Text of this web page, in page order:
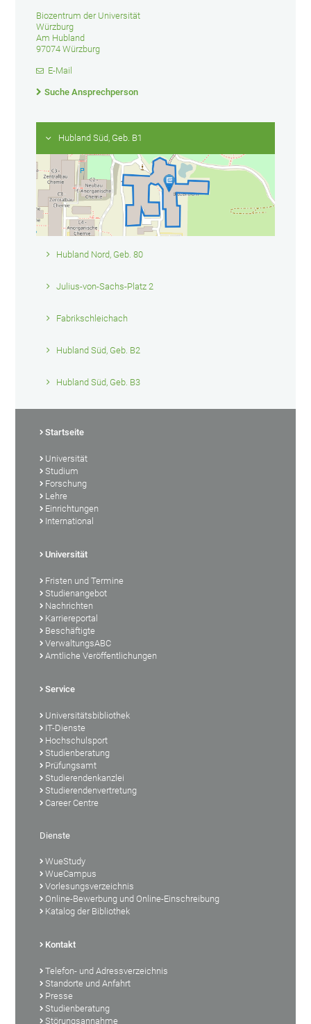
Biozentrum der Universität
Würzburg
Am Hubland
97074 Würzburg
E-Mail
Suche Ansprechperson
Hubland Süd, Geb. B1
Hubland Nord, Geb. 80
Julius-von-Sachs-Platz 2
Fabrikschleichach
Hubland Süd, Geb. B2
Hubland Süd, Geb. B3
Startseite
Universität
Studium
Forschung
Lehre
Einrichtungen
International
Universität
Fristen und Termine
Studienangebot
Nachrichten
Karriereportal
Beschäftigte
VerwaltungsABC
Amtliche Veröffentlichungen
Service
Universitätsbibliothek
IT-Dienste
Hochschulsport
Studienberatung
Prüfungsamt
Studierendenkanzlei
Studierendenvertretung
Career Centre
Dienste
WueStudy
WueCampus
Vorlesungsverzeichnis
Online-Bewerbung und Online-Einschreibung
Katalog der Bibliothek
Kontakt
Telefon- und Adressverzeichnis
Standorte und Anfahrt
Presse
Studienberatung
Störungsannahme